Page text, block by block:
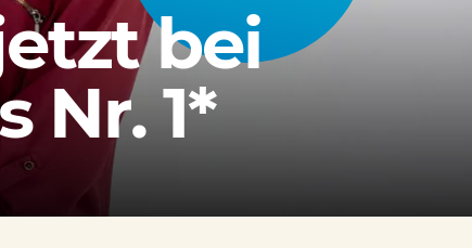
bei
Nr. 1*